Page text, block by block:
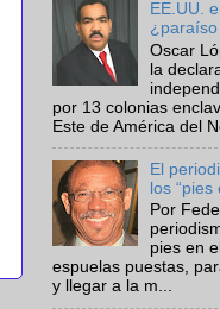
EE.UU.
Oscar
la
por 13 colonias
Este de América del
El
los “pies
Por
pies en
espuelas puestas,
y llegar a la m...